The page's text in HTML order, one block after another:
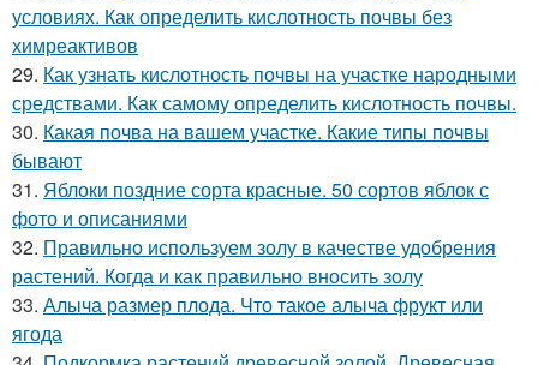
условиях. Как определить кислотность почвы без
химреактивов
29. Как узнать кислотность почвы на участке народными
средствами. Как самому определить кислотность почвы.
30. Какая почва на вашем участке. Какие типы почвы
бывают
31. Яблоки поздние сорта красные. 50 сортов яблок с
фото и описаниями
32. Правильно используем золу в качестве удобрения
растений. Когда и как правильно вносить золу
33. Алыча размер плода. Что такое алыча фрукт или
ягода